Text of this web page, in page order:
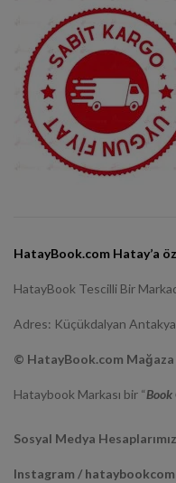
HatayBook.com Hatay’a
HatayBook Tescilli Bir
Adres: Küçükdalyan
© HatayBook.com Mağaza
Hataybook Markası bir “Book
Sosyal Medya
Instagram / hataybookcom